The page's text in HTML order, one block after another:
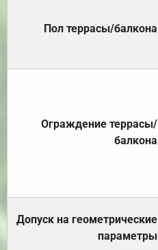
Пол террасы/балкона
Ограждение террасы/
балкона
Допуск на геометрические
параметры